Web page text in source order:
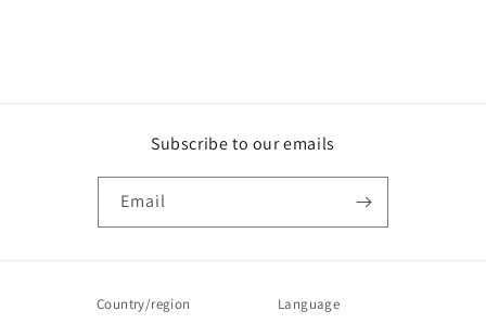
Subscribe to our emails
Email
Country/region Language